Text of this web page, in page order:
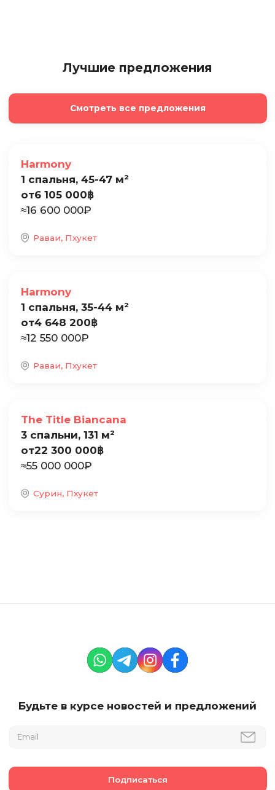
Лучшие предложения
Смотреть все предложения
Harmony
1 спальня, 45-47 м²
от6 105 000฿
≈16 600 000₽
Раваи, Пхукет
Harmony
1 спальня, 35-44 м²
от4 648 200฿
≈12 550 000₽
Раваи, Пхукет
The Title Biancana
3 спальни, 131 м²
от22 300 000฿
≈55 000 000₽
Сурин, Пхукет
Будьте в курсе новостей и предложений